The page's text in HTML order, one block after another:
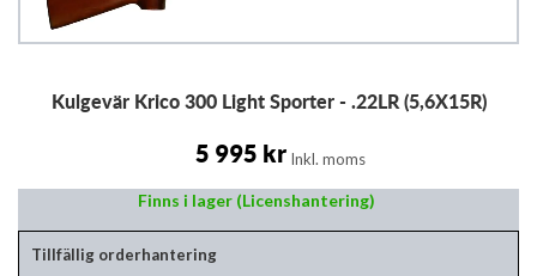
bildgalleriet
Kulgevär Krico 300 Light Sporter - .22LR (5,6X15R)
5 995 kr Inkl. moms
Finns i lager (Licenshantering)
Tillfällig orderhantering